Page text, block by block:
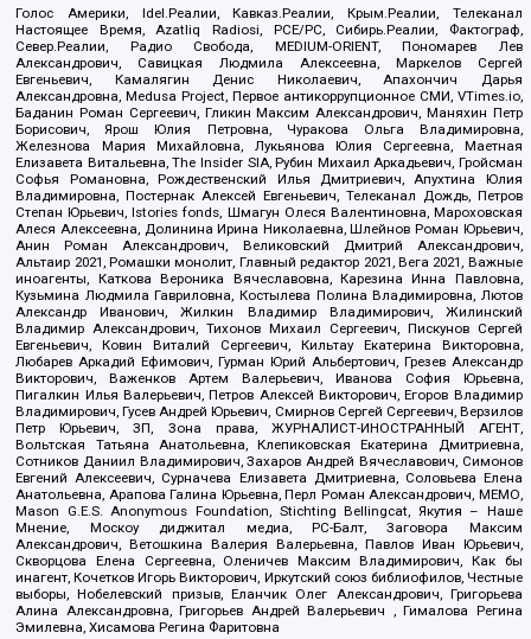
Голос Америки, Idel.Реалии, Кавказ.Реалии, Крым.Реалии, Телеканал
Настоящее Время, Azatliq Radiosi, PCE/PC, Сибирь.Реалии, Фактограф,
Север.Реалии, Радио Свобода, MEDIUM-ORIENT, Пономарев Лев
Александрович, Савицкая Людмила Алексеевна, Маркелов Сергей
Евгеньевич, Камалягин Денис Николаевич, Апахончич Дарья
Александровна, Medusa Project, Первое антикоррупционное СМИ, VTimes.io,
Баданин Роман Сергеевич, Гликин Максим Александрович, Маняхин Петр
Борисович, Ярош Юлия Петровна, Чуракова Ольга Владимировна,
Железнова Мария Михайловна, Лукьянова Юлия Сергеевна, Маетная
Елизавета Витальевна, The Insider SIA, Рубин Михаил Аркадьевич, Гройсман
Софья Романовна, Рождественский Илья Дмитриевич, Апухтина Юлия
Владимировна, Постернак Алексей Евгеньевич, Телеканал Дождь, Петров
Степан Юрьевич, Istories fonds, Шмагун Олеся Валентиновна, Мароховская
Алеся Алексеевна, Долинина Ирина Николаевна, Шлейнов Роман Юрьевич,
Анин Роман Александрович, Великовский Дмитрий Александрович,
Альтаир 2021, Ромашки монолит, Главный редактор 2021, Вега 2021, Важные
иноагенты, Каткова Вероника Вячеславовна, Карезина Инна Павловна,
Кузьмина Людмила Гавриловна, Костылева Полина Владимировна, Лютов
Александр Иванович, Жилкин Владимир Владимирович, Жилинский
Владимир Александрович, Тихонов Михаил Сергеевич, Пискунов Сергей
Евгеньевич, Ковин Виталий Сергеевич, Кильтау Екатерина Викторовна,
Любарев Аркадий Ефимович, Гурман Юрий Альбертович, Грезев Александр
Викторович, Важенков Артем Валерьевич, Иванова София Юрьевна,
Пигалкин Илья Валерьевич, Петров Алексей Викторович, Егоров Владимир
Владимирович, Гусев Андрей Юрьевич, Смирнов Сергей Сергеевич, Верзилов
Петр Юрьевич, ЗП, Зона права, ЖУРНАЛИСТ-ИНОСТРАННЫЙ АГЕНТ,
Вольтская Татьяна Анатольевна, Клепиковская Екатерина Дмитриевна,
Сотников Даниил Владимирович, Захаров Андрей Вячеславович, Симонов
Евгений Алексеевич, Сурначева Елизавета Дмитриевна, Соловьева Елена
Анатольевна, Арапова Галина Юрьевна, Перл Роман Александрович, МЕМО,
Mason G.E.S. Anonymous Foundation, Stichting Bellingcat, Якутия – Наше
Мнение, Москоу диджитал медиа, РС-Балт, Заговора Максим
Александрович, Ветошкина Валерия Валерьевна, Павлов Иван Юрьевич,
Скворцова Елена Сергеевна, Оленичев Максим Владимирович, Как бы
инагент, Кочетков Игорь Викторович, Иркутский союз библиофилов, Честные
выборы, Нобелевский призыв, Еланчик Олег Александрович, Григорьева
Алина Александровна, Григорьев Андрей Валерьевич , Гималова Регина
Эмилевна, Хисамова Регина Фаритовна